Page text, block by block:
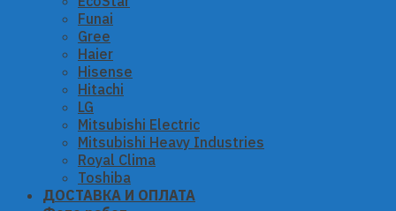
Funai
Gree
Haier
Hisense
Hitachi
LG
Mitsubishi Electric
Mitsubishi Heavy Industries
Royal Clima
Toshiba
ДОСТАВКА И ОПЛАТА